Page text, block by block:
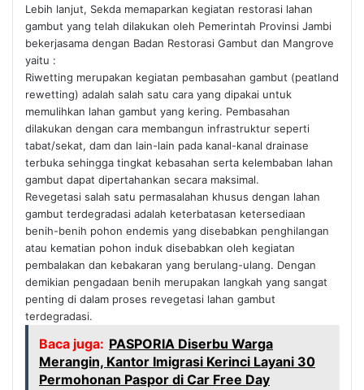
Lebih lanjut, Sekda memaparkan kegiatan restorasi lahan
gambut yang telah dilakukan oleh Pemerintah Provinsi Jambi
bekerjasama dengan Badan Restorasi Gambut dan Mangrove
yaitu :
Riwetting merupakan kegiatan pembasahan gambut (peatland
rewetting) adalah salah satu cara yang dipakai untuk
memulihkan lahan gambut yang kering. Pembasahan
dilakukan dengan cara membangun infrastruktur seperti
tabat/sekat, dam dan lain-lain pada kanal-kanal drainase
terbuka sehingga tingkat kebasahan serta kelembaban lahan
gambut dapat dipertahankan secara maksimal.
Revegetasi salah satu permasalahan khusus dengan lahan
gambut terdegradasi adalah keterbatasan ketersediaan
benih-benih pohon endemis yang disebabkan penghilangan
atau kematian pohon induk disebabkan oleh kegiatan
pembalakan dan kebakaran yang berulang-ulang. Dengan
demikian pengadaan benih merupakan langkah yang sangat
penting di dalam proses revegetasi lahan gambut
terdegradasi.
Baca juga: PASPORIA Diserbu Warga
Merangin, Kantor Imigrasi Kerinci Layani 30
Permohonan Paspor di Car Free Day